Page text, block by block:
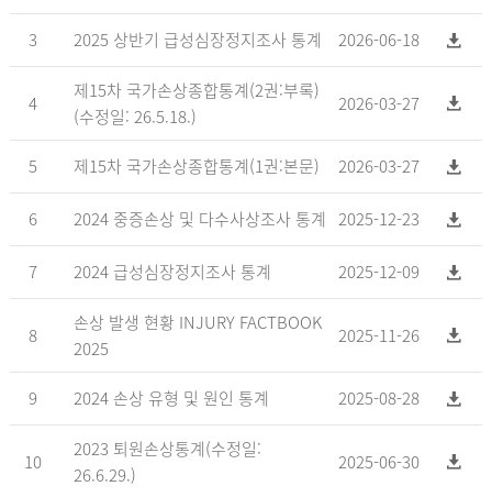
3 2025 상반기 급성심장정지조사 통계 2026-06-18
4
제15차 국가손상종합통계(2권:부록)
(수정일: 26.5.18.)
2026-03-27
5 제15차 국가손상종합통계(1권:본문) 2026-03-27
6 2024 중증손상 및 다수사상조사 통계 2025-12-23
7 2024 급성심장정지조사 통계 2025-12-09
8
손상 발생 현황 INJURY FACTBOOK
2025
2025-11-26
9 2024 손상 유형 및 원인 통계 2025-08-28
10
2023 퇴원손상통계(수정일:
26.6.29.)
2025-06-30